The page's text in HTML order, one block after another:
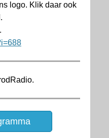
logo. Klik daar ook